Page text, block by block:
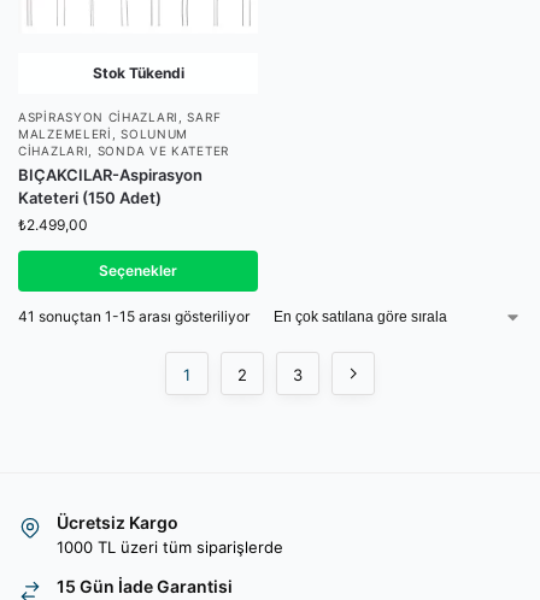
Stok Tükendi
ASPIRASYON CIHAZLARI ,SARF
MALZEMELERI
,SOLUNUM
CIHAZLARI
SONDA VE KATETER
BIÇAKCILAR-Aspirasyon
Kateteri (150 Adet)
₺2.499,00
Seçenekler
41 sonuçtan 1-15 arası gösteriliyor
1 2 3
Ücretsiz Kargo
1000 TL üzeri tüm siparişlerde
15 Gün İade Garantisi